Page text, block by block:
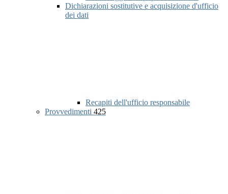
Dichiarazioni sostitutive e acquisizione d'ufficio
dei dati
Recapiti dell'ufficio responsabile
Provvedimenti 425